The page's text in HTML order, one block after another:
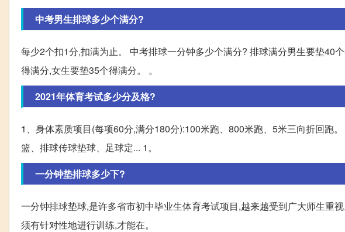
中考男生排球多少个满分?
每少2个扣1分,扣满为止。 中考排球一分钟多少个满分? 排球满分男生要垫40
得满分,女生要垫35个得满分。 。
2021年体育考试多少分及格?
1、身体素质项目(每项60分,满分180分):100米跑、800米跑、5米三向折回跑
篮、排球传球垫球、足球定... 1。
一分钟垫排球多少下?
一分钟排球垫球,是许多省市初中毕业生体育考试项目,越来越受到广大师生重
须有针对性地进行训练,才能在。